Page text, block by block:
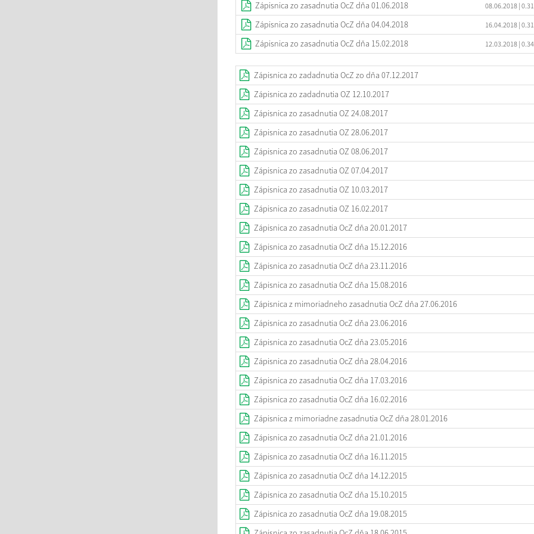
Zápisnica zo zasadnutia OcZ dňa 01.06.2018 08.06.2018|
Zápisnica zo zasadnutia OcZ dňa 04.04.2018 16.04.2018|
Zápisnica zo zasadnutia OcZ dňa 15.02.2018 12.03.2018|
Zápisnica zo zadadnutia OcZ zo dňa 07.12.2017
Zápisnica zo zadadnutia OZ 12.10.2017
Zápisnica zo zasadnutia OZ 24.08.2017
Zápisnica zo zasadnutia OZ 28.06.2017
Zápisnica zo zasadnutia OZ 08.06.2017
Zápisnica zo zasadnutia OZ 07.04.2017
Zápisnica zo zasadnutia OZ 10.03.2017
Zápisnica zo zasadnutia OZ 16.02.2017
Zápisnica zo zasadnutia OcZ dňa 20.01.2017
Zápisnica zo zasadnutia OcZ dňa 15.12.2016
Zápisnica zo zasadnutia OcZ dňa 23.11.2016
Zápisnica zo zasadnutia OcZ dňa 15.08.2016
Zápisnica z mimoriadneho zasadnutia OcZ dňa 27.06.2016
Zápisnica zo zasadnutia OcZ dňa 23.06.2016
Zápisnica zo zasadnutia OcZ dňa 23.05.2016
Zápisnica zo zasadnutia OcZ dňa 28.04.2016
Zápisnica zo zasadnutia OcZ dňa 17.03.2016
Zápisnica zo zasadnutia OcZ dňa 16.02.2016
Zápisnica z mimoriadne zasadnutia OcZ dňa 28.01.2016
Zápisnica zo zasadnutia OcZ dňa 21.01.2016
Zápisnica zo zasadnutia OcZ dňa 16.11.2015
Zápisnica zo zasadnutia OcZ dňa 14.12.2015
Zápisnica zo zasadnutia OcZ dňa 15.10.2015
Zápisnica zo zasadnutia OcZ dňa 19.08.2015